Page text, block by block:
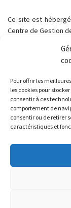
Pour offrir les
les cookies pour
consentir à ces
comportement de
consentir ou de retirer
caractéristiques et
Ce site est
Centre de Gestion
Article précédent
SOIRÉE